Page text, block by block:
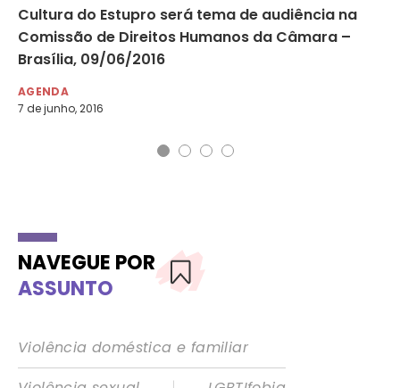
Cultura do Estupro será tema de audiência na
Comissão de Direitos Humanos da Câmara –
Brasília, 09/06/2016
AGENDA
7 de junho, 2016
NAVEGUE POR
ASSUNTO
Violência doméstica e familiar